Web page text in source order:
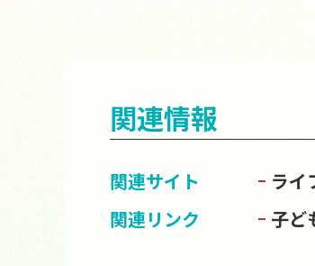
関連情報
関連サイト
ライ
関連リンク
子ど